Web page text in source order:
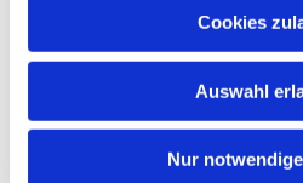
Cookies
Auswahl
Nur
1.5 Umgang mit
Tod
2. Diakonie